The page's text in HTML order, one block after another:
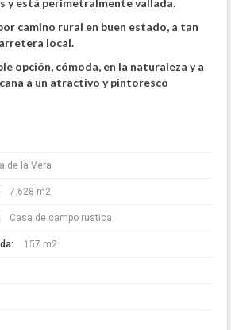
y está perimetralmente vallada.
camino rural en buen estado, a tan
local.
opción, cómoda, en la naturaleza y a
a un atractivo y pintoresco
de la Vera
7.628 m2
Casa de campo rustica
157 m2